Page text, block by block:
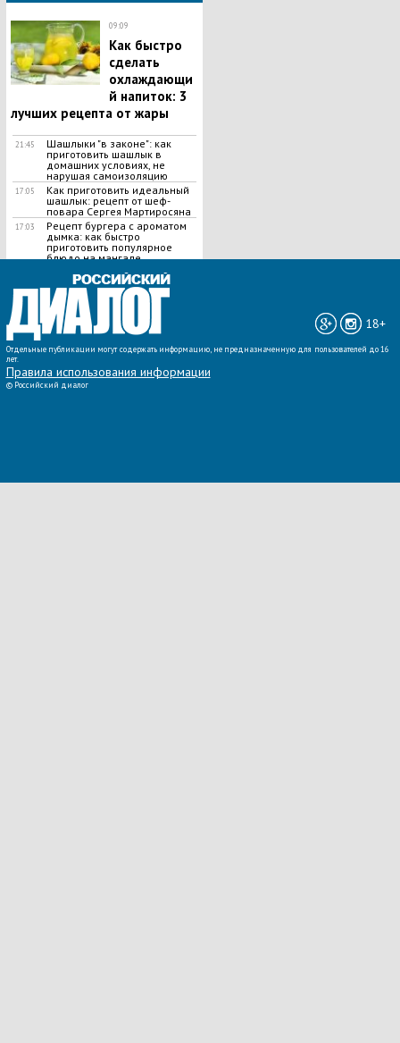
09:09
Как быстро
сделать
охлаждающи
й напиток: 3
лучших рецепта от жары
21:45
Шашлыки "в законе": как
приготовить шашлык в
домашних условиях, не
нарушая самоизоляцию
17:05
Как приготовить идеальный
шашлык​: рецепт от шеф-
повара Сергея Мартиросяна
17:03
Рецепт бургера с ароматом
дымка: как быстро
приготовить популярное
блюдо на мангале
ВСЕ НОВОСТИ »
18+
Отдельные публикации могут содержать информацию, не предназначенную для пользователей до 16
лет.
Правила использования информации
© Российский диалог